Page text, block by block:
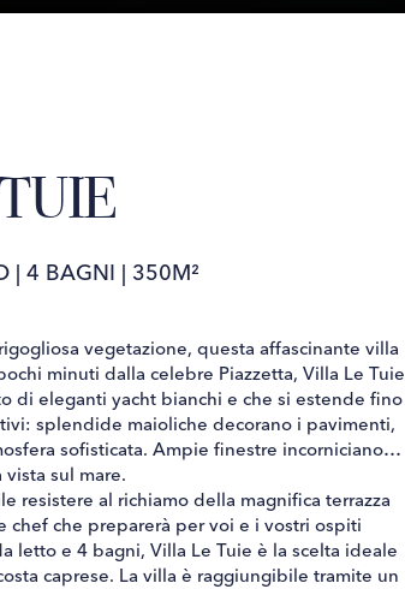
4 BAGNI 350M²
vegetazione, questa affascinante villa
minuti dalla celebre Piazzetta, Villa Le Tuie
di eleganti yacht bianchi e che si estende fino
splendide maioliche decorano i pavimenti,
sofisticata. Ampie finestre incorniciano
sul mare.
resistere al richiamo della magnifica terrazza
chef che preparerà per voi e i vostri ospiti
letto e 4 bagni, Villa Le Tuie è la scelta ideale
caprese. La villa è raggiungibile tramite un